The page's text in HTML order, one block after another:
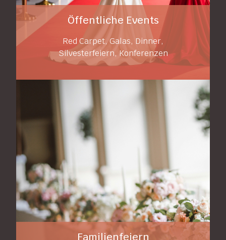
Öffentliche Events
Red Carpet, Galas, Dinner,
Silvesterfeiern, Konferenzen
Familienfeiern